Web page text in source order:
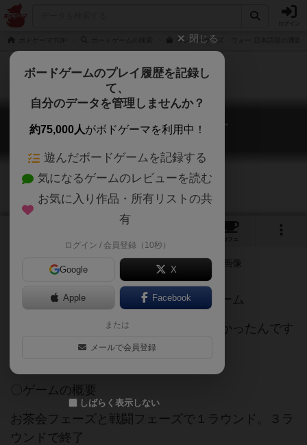
ワンダーランズ・ウォー 日本語版の通販/
ワンダーランズ・ウォー
Wonderland's War
カフェ
お茶会した後バチバチにバトルするゲーム
バックビルド系はそこまで好きじゃなかったんです
が、これは面白い
〇ゲームの概要
お茶会フェーズと戦闘フェーズで１ラウンド。３ラ
ウンドで終了
閉じる
ボードゲームのプレイ履歴を記録し
て、
自分のデータを管理しませんか？
約75,000人がボドゲーマを利用中！
遊んだボードゲームを記録する
気になるゲームのレビューを読む
お気に入り作品・所有リストの共
有
ログイン / 会員登録（10秒）
Google X
Apple Facebook
または
メールで会員登録
しばらく表示しない